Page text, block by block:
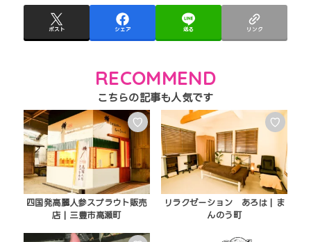
ポスト シェア 送る リンク
RECOMMEND
♡
四国発高麗人参スプラウト販売
店 | 三豊市高瀬町
♡
リラクゼーション あろは | ま
んのう町